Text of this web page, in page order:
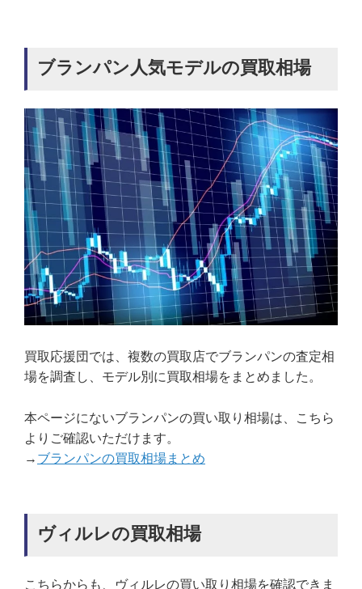
ブランパン人気モデルの買取相場
買取応援団では、複数の買取店でブランパンの査定相
場を調査し、モデル別に買取相場をまとめました。
本ページにないブランパンの買い取り相場は、こちら
よりご確認いただけます。
→ ブランパンの買取相場まとめ
ヴィルレの買取相場
こちらからも、ヴィルレの買い取り相場を確認できま